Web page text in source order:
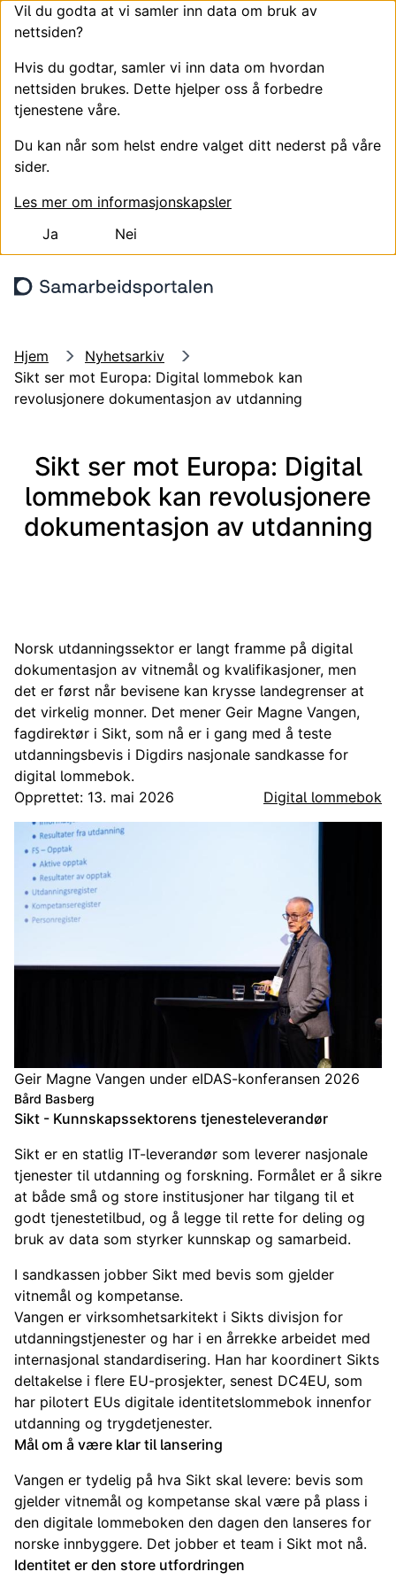
Vil du godta at vi samler inn data om bruk av
nettsiden?
Hvis du godtar, samler vi inn data om hvordan
nettsiden brukes. Dette hjelper oss å forbedre
tjenestene våre.
Du kan når som helst endre valget ditt nederst på våre
sider.
Les mer om informasjonskapsler
Ja
Nei
Hjem
Nyhetsarkiv
Sikt ser mot Europa: Digital lommebok kan
revolusjonere dokumentasjon av utdanning
Sikt ser mot Europa: Digital
lommebok kan revolusjonere
dokumentasjon av utdanning
Norsk utdanningssektor er langt framme på digital
dokumentasjon av vitnemål og kvalifikasjoner, men
det er først når bevisene kan krysse landegrenser at
det virkelig monner. Det mener Geir Magne Vangen,
fagdirektør i Sikt, som nå er i gang med å teste
utdanningsbevis i Digdirs nasjonale sandkasse for
digital lommebok.
Opprettet: 13. mai 2026
Digital lommebok
Geir Magne Vangen under eIDAS-konferansen 2026
Bård Basberg
Sikt - Kunnskapssektorens tjenesteleverandør
Sikt er en statlig IT-leverandør som leverer nasjonale
tjenester til utdanning og forskning. Formålet er å sikre
at både små og store institusjoner har tilgang til et
godt tjenestetilbud, og å legge til rette for deling og
bruk av data som styrker kunnskap og samarbeid.
I sandkassen jobber Sikt med bevis som gjelder
vitnemål og kompetanse.
Vangen er virksomhetsarkitekt i Sikts divisjon for
utdanningstjenester og har i en årrekke arbeidet med
internasjonal standardisering. Han har koordinert Sikts
deltakelse i flere EU-prosjekter, senest DC4EU, som
har pilotert EUs digitale identitetslommebok innenfor
utdanning og trygdetjenester.
Mål om å være klar til lansering
Vangen er tydelig på hva Sikt skal levere: bevis som
gjelder vitnemål og kompetanse skal være på plass i
den digitale lommeboken den dagen den lanseres for
norske innbyggere. Det jobber et team i Sikt mot nå.
Identitet er den store utfordringen